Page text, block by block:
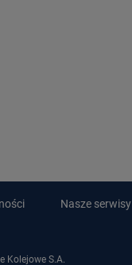
Nasze serwisy
Kolejowe S.A.